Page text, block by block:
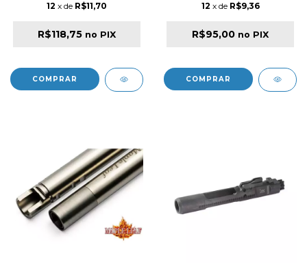
12 x de R$11,70
R$118,75 no PIX
12 x de R$9,36
R$95,00 no PIX